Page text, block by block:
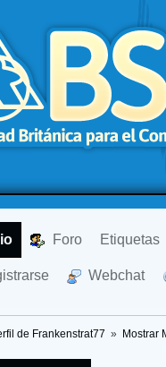
Foro Etiquetas
Webchat
de Frankenstrat77 » Mostrar